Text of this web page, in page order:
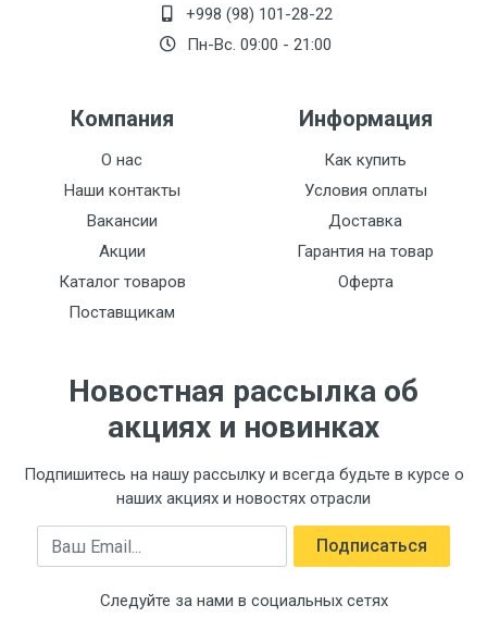
+998 (98) 101-28-22
Пн-Вс. 09:00 - 21:00
Компания
О нас
Наши контакты
Вакансии
Акции
Каталог товаров
Поставщикам
Информация
Как купить
Условия оплаты
Доставка
Гарантия на товар
Оферта
Новостная рассылка об
акциях и новинках
Подпишитесь на нашу рассылку и всегда будьте в курсе о
наших акциях и новостях отрасли
Email Подписаться
Следуйте за нами в социальных сетях